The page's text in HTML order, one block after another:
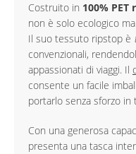
Costruito in 100% PET
non è solo ecologico
Il suo tessuto ripstop è
convenzionali,
appassionati di viaggi. Il
consente un facile
portarlo senza sforzo
Con una generosa
presenta una tasca